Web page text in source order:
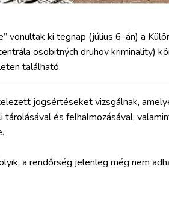
vonultak ki tegnap (július 6-án) a
osobitných druhov kriminality)
található.
jogsértéseket vizsgálnak,
tárolásával és felhalmozásával,
a rendőrség jelenleg még nem